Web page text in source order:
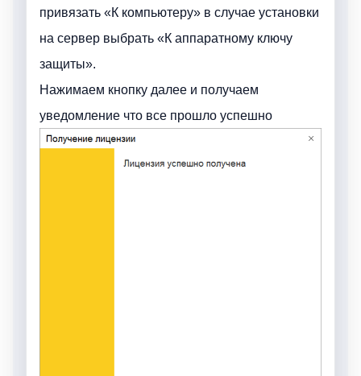
привязать «К компьютеру» в случае установки
на сервер выбрать «К аппаратному ключу
защиты».
Нажимаем кнопку далее и получаем
уведомление что все прошло успешно